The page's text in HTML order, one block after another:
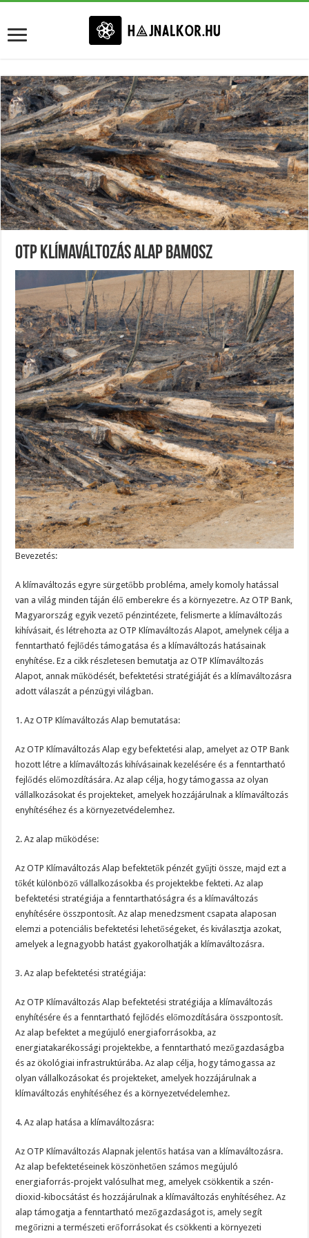
Otp Klímaváltozás Alap Bamosz
Bevezetés:
A klímaváltozás egyre sürgetőbb probléma, amely komoly hatással
van a világ minden táján élő emberekre és a környezetre. Az OTP Bank,
Magyarország egyik vezető pénzintézete, felismerte a klímaváltozás
kihívásait, és létrehozta az OTP Klímaváltozás Alapot, amelynek célja a
fenntartható fejlődés támogatása és a klímaváltozás hatásainak
enyhítése. Ez a cikk részletesen bemutatja az OTP Klímaváltozás
Alapot, annak működését, befektetési stratégiáját és a klímaváltozásra
adott válaszát a pénzügyi világban.
1. Az OTP Klímaváltozás Alap bemutatása:
Az OTP Klímaváltozás Alap egy befektetési alap, amelyet az OTP Bank
hozott létre a klímaváltozás kihívásainak kezelésére és a fenntartható
fejlődés előmozdítására. Az alap célja, hogy támogassa az olyan
vállalkozásokat és projekteket, amelyek hozzájárulnak a klímaváltozás
enyhítéséhez és a környezetvédelemhez.
2. Az alap működése:
Az OTP Klímaváltozás Alap befektetők pénzét gyűjti össze, majd ezt a
tőkét különböző vállalkozásokba és projektekbe fekteti. Az alap
befektetési stratégiája a fenntarthatóságra és a klímaváltozás
enyhítésére összpontosít. Az alap menedzsment csapata alaposan
elemzi a potenciális befektetési lehetőségeket, és kiválasztja azokat,
amelyek a legnagyobb hatást gyakorolhatják a klímaváltozásra.
3. Az alap befektetési stratégiája:
Az OTP Klímaváltozás Alap befektetési stratégiája a klímaváltozás
enyhítésére és a fenntartható fejlődés előmozdítására összpontosít.
Az alap befektet a megújuló energiaforrásokba, az
energiatakarékossági projektekbe, a fenntartható mezőgazdaságba
és az ökológiai infrastruktúrába. Az alap célja, hogy támogassa az
olyan vállalkozásokat és projekteket, amelyek hozzájárulnak a
klímaváltozás enyhítéséhez és a környezetvédelemhez.
4. Az alap hatása a klímaváltozásra:
Az OTP Klímaváltozás Alapnak jelentős hatása van a klímaváltozásra.
Az alap befektetéseinek köszönhetően számos megújuló
energiaforrás-projekt valósulhat meg, amelyek csökkentik a szén-
dioxid-kibocsátást és hozzájárulnak a klímaváltozás enyhítéséhez. Az
alap támogatja a fenntartható mezőgazdaságot is, amely segít
megőrizni a természeti erőforrásokat és csökkenti a környezeti